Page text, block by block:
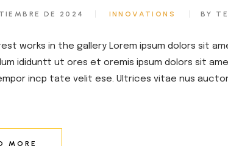
DE 2024 INNOVATIONS BY
works in the gallery Lorem ipsum dolors sit
ididuntt ut ores et oremis ipsum dolors sit
incp tate velit ese. Ultrices vitae nus
MORE